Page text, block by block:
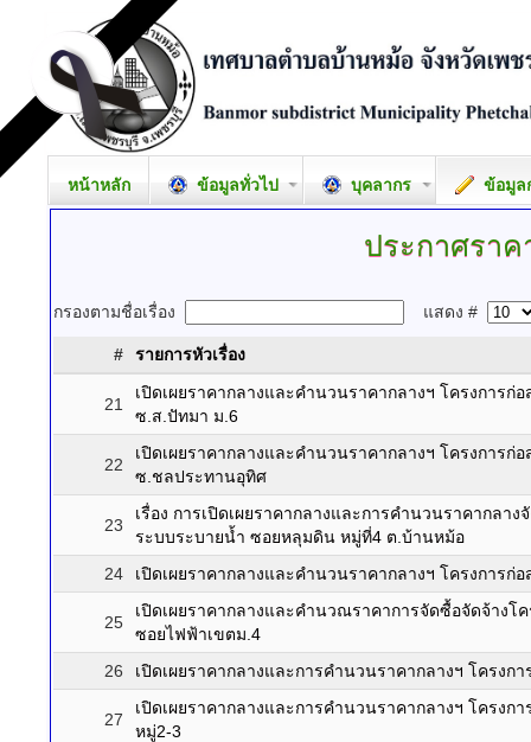
หน้าหลัก ข้อมูลทั่วไป บุคลากร ข้อมูล
ประกาศราค
กรองตามชื่อเรื่อง แสดง #
# รายการหัวเรื่อง
21
เปิดเผยราคากลางและคำนวนราคากลางฯ โครงการก่
ซ.ส.ปัทมา ม.6
22
เปิดเผยราคากลางและคำนวนราคากลางฯ โครงการก่
ซ.ชลประทานอุทิศ
23
เรื่อง การเปิดเผยราคากลางและการคำนวนราคากลา
ระบบระบายน้ำ ซอยหลุมดิน หมู่ที่4 ต.บ้านหม้อ
24
เปิดเผยราคากลางและคำนวนราคากลางฯ โครงการก่
25
เปิดเผยราคากลางและคำนวณราคาการจัดซื้อจัดจ้างโ
ซอยไฟฟ้าเขตม.4
26
เปิดเผยราคากลางและการคำนวนราคากลางฯ โครง
27
เปิดเผยราคากลางและการคำนวนราคากลางฯ โครงก
หมู่2-3